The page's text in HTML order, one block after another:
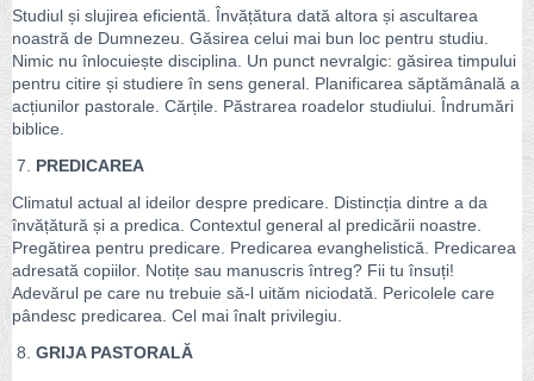
Studiul și slujirea eficientă. Învățătura dată altora și ascultarea
noastră de Dumnezeu. Găsirea celui mai bun loc pentru studiu.
Nimic nu înlocuiește disciplina. Un punct nevralgic: găsirea timpului
pentru citire și studiere în sens general. Planificarea săptămânală a
acțiunilor pastorale. Cărțile. Păstrarea roadelor studiului. Îndrumări
biblice.
7. PREDICAREA
Climatul actual al ideilor despre predicare. Distincția dintre a da
învățătură și a predica. Contextul general al predicării noastre.
Pregătirea pentru predicare. Predicarea evanghelistică. Predicarea
adresată copiilor. Notițe sau manuscris întreg? Fii tu însuți!
Adevărul pe care nu trebuie să-l uităm niciodată. Pericolele care
pândesc predicarea. Cel mai înalt privilegiu.
8. GRIJA PASTORALĂ